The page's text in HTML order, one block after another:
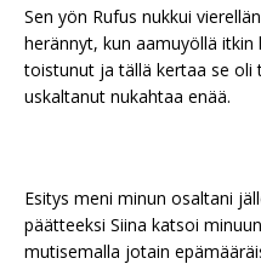
Sen yön Rufus nukkui
herännyt, kun aamuyöllä itkin
toistunut ja tällä kertaa se oli
uskaltanut nukahtaa enää.
Esitys meni minun osaltani
päätteeksi Siina katsoi
mutisemalla jotain